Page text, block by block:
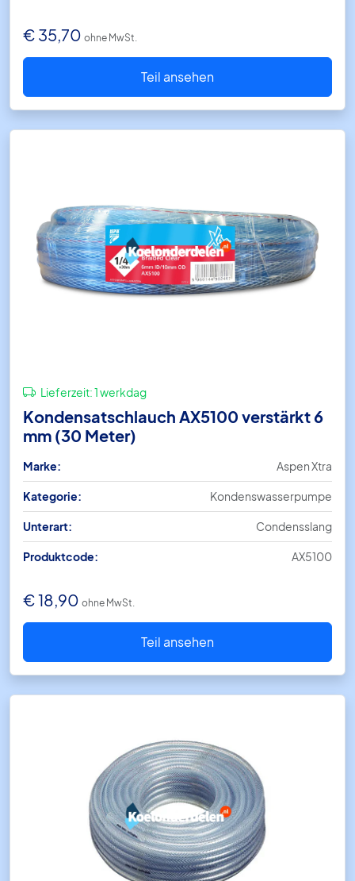
€ 35,70 ohne MwSt.
Teil ansehen
Lieferzeit:1 werkdag
Kondensatschlauch AX5100 verstärkt 6
mm (30 Meter)
Marke: Aspen Xtra
Kategorie: Kondenswasserpumpe
Unterart: Condensslang
Produktcode: AX5100
€18,90 ohne MwSt.
Teil ansehen